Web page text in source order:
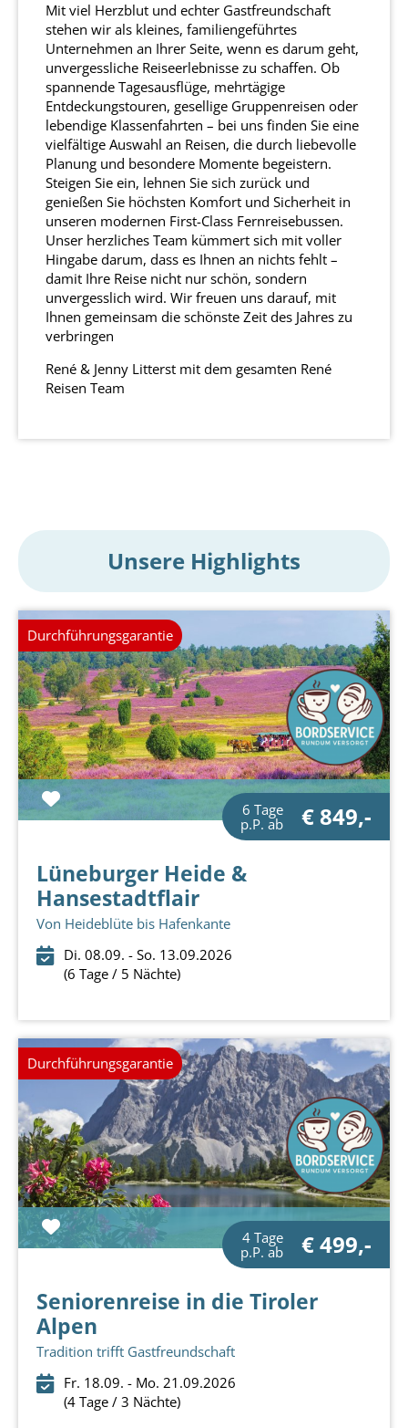
Mit viel Herzblut und echter Gastfreundschaft
stehen wir als kleines, familiengeführtes
Unternehmen an Ihrer Seite, wenn es darum geht,
unvergessliche Reiseerlebnisse zu schaffen. Ob
spannende Tagesausflüge, mehrtägige
Entdeckungstouren, gesellige Gruppenreisen oder
lebendige Klassenfahrten – bei uns finden Sie eine
vielfältige Auswahl an Reisen, die durch liebevolle
Planung und besondere Momente begeistern.
Steigen Sie ein, lehnen Sie sich zurück und
genießen Sie höchsten Komfort und Sicherheit in
unseren modernen First-Class Fernreisebussen.
Unser herzliches Team kümmert sich mit voller
Hingabe darum, dass es Ihnen an nichts fehlt –
damit Ihre Reise nicht nur schön, sondern
unvergesslich wird. Wir freuen uns darauf, mit
Ihnen gemeinsam die schönste Zeit des Jahres zu
verbringen
René & Jenny Litterst mit dem gesamten René
Reisen Team
Unsere Highlights
Durchführungsgarantie
6 Tage
p.P. ab
€ 849,-
Lüneburger Heide &
Hansestadtflair
Von Heideblüte bis Hafenkante
Di. 08.09. - So. 13.09.2026
(6 Tage / 5 Nächte)
Durchführungsgarantie
4 Tage
p.P. ab
€ 499,-
Seniorenreise in die Tiroler
Alpen
Tradition trifft Gastfreundschaft
Fr. 18.09. - Mo. 21.09.2026
(4 Tage / 3 Nächte)